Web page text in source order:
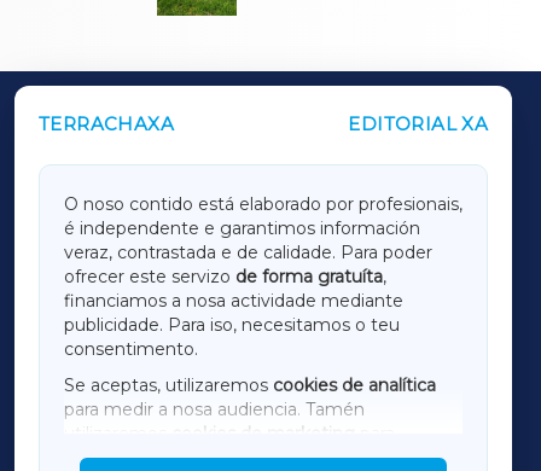
TERRACHAXA EDITORIAL XA
O noso contido está elaborado por profesionais,
é independente e garantimos información
veraz, contrastada e de calidade. Para poder
ofrecer este servizo de forma gratuíta,
financiamos a nosa actividade mediante
publicidade. Para iso, necesitamos o teu
consentimento.
Se aceptas, utilizaremos cookies de analítica
para medir a nosa audiencia. Tamén
utilizaremos
cookies de marketing
mostrar publicidade de terceiros.
OUTROS PERIÓDICOS
LUGOXA
TERRACHAXA
AMARIÑAXA